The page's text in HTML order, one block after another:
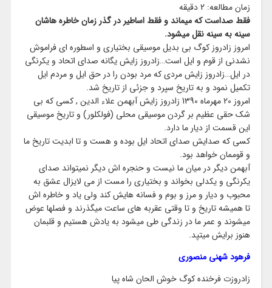
زمان مطالعه: 2 دقیقه
فقط صداست که میماند و فقط اساطیر در گذر زمان خاطره هاشان
سینه به سینه نقل میشود.
امروز زادروز کوگ بی بدیل موسیقی بختیاری و اسطوره ای فراموش
نشدنی از قوم و ایل است…زادروز زایش یگانه صدای اتحاد و یکرنگی
در ایل…زادروز زایش مردی که مرد بودن را در حق ایل و مردم ایل
تکمیل نمود و به تاریخ سپرد و جزئی از تاریخ شد.
امروز 20 مهرماه 1390 زادروز زایش آبهمن علاء الدین , کسی که بی
شک حقی عظیم بر گردن موسیقی محلی (فولکلور) و تاریخ موسیقی
این قسمت از دیار ما دارد.
کسی که صدایش صدای اتحاد ایل بوده و هست و تا ابدیت تاریخ ما
و قوممان خواهد بود.
آبهمن دیگر در میان ما نیست و حنجره اش دیگر نمیتواند صدای
یکرنگی و یکدلی بخواند و بختیاری را مست از می لایزال عشق به
محبوب و دیار و مرز و بوم و فسانه هایش کند ولی یاد و خاطره اش
تا همیشه تاریخ و تا وقتی عقربه های ساعت میگذرند و فصلها عوض
میشوند و عمر ما در زندگی طی میشود به یادش هستیم و قلبمان
هنوز برایش میتپد.
فرهود شهنی منصوری
زادروزت فرخنده کوگ خوش الحان شاه پیا